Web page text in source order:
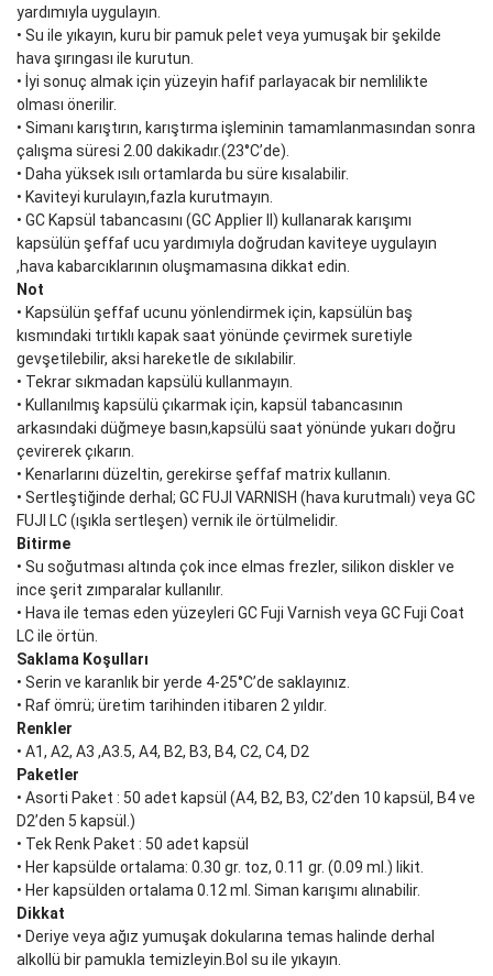
yardımıyla uygulayın.
• Su ile yıkayın, kuru bir pamuk pelet veya yumuşak bir şekilde
hava şırıngası ile kurutun.
• İyi sonuç almak için yüzeyin hafif parlayacak bir nemlilikte
olması önerilir.
• Simanı karıştırın, karıştırma işleminin tamamlanmasından sonra
çalışma süresi 2.00 dakikadır.(23°C’de).
• Daha yüksek ısılı ortamlarda bu süre kısalabilir.
• Kaviteyi kurulayın,fazla kurutmayın.
• GC Kapsül tabancasını (GC Applier II) kullanarak karışımı
kapsülün şeffaf ucu yardımıyla doğrudan kaviteye uygulayın
,hava kabarcıklarının oluşmamasına dikkat edin.
Not
• Kapsülün şeffaf ucunu yönlendirmek için, kapsülün baş
kısmındaki tırtıklı kapak saat yönünde çevirmek suretiyle
gevşetilebilir, aksi hareketle de sıkılabilir.
• Tekrar sıkmadan kapsülü kullanmayın.
• Kullanılmış kapsülü çıkarmak için, kapsül tabancasının
arkasındaki düğmeye basın,kapsülü saat yönünde yukarı doğru
çevirerek çıkarın.
• Kenarlarını düzeltin, gerekirse şeffaf matrix kullanın.
• Sertleştiğinde derhal; GC FUJI VARNISH (hava kurutmalı) veya GC
FUJI LC (ışıkla sertleşen) vernik ile örtülmelidir.
Bitirme
• Su soğutması altında çok ince elmas frezler, silikon diskler ve
ince şerit zımparalar kullanılır.
• Hava ile temas eden yüzeyleri GC Fuji Varnish veya GC Fuji Coat
LC ile örtün.
Saklama Koşulları
• Serin ve karanlık bir yerde 4-25°C’de saklayınız.
• Raf ömrü; üretim tarihinden itibaren 2 yıldır.
Renkler
• A1, A2, A3 ,A3.5, A4, B2, B3, B4, C2, C4, D2
Paketler
• Asorti Paket : 50 adet kapsül (A4, B2, B3, C2’den 10 kapsül, B4 ve
D2’den 5 kapsül.)
• Tek Renk Paket : 50 adet kapsül
• Her kapsülde ortalama: 0.30 gr. toz, 0.11 gr. (0.09 ml.) likit.
• Her kapsülden ortalama 0.12 ml. Siman karışımı alınabilir.
Dikkat
• Deriye veya ağız yumuşak dokularına temas halinde derhal
alkollü bir pamukla temizleyin.Bol su ile yıkayın.